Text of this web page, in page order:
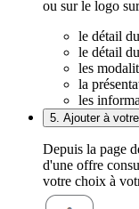
ou sur le logo
le détail
le détail
les
la
les
5. Ajouter à
Depuis la page
d'une offre
votre choix à